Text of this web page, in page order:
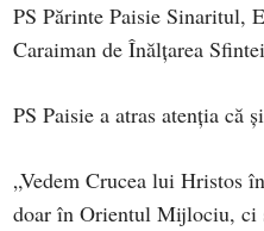
PS Părinte Paisie Sinaritul,
Caraiman de Înălțarea
PS Paisie a atras atenția că
„Vedem Crucea lui Hristos
doar în Orientul Mijlociu, ci